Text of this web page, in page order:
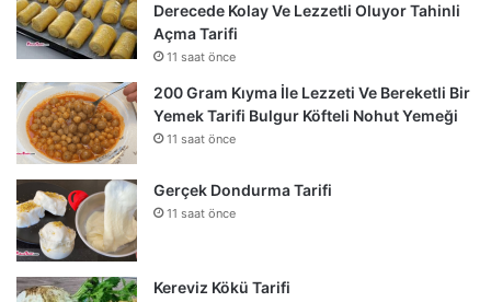
Derecede Kolay Ve Lezzetli Oluyor Tahinli
Açma Tarifi
11 saat önce
200 Gram Kıyma İle Lezzeti Ve Bereketli Bir
Yemek Tarifi Bulgur Köfteli Nohut Yemeği
11 saat önce
Gerçek Dondurma Tarifi
11 saat önce
Kereviz Kökü Tarifi